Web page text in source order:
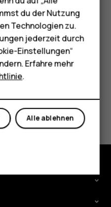
Stellen Sie Ihre Frage
Sie sehen die Antwort
Ihres Telefons.
du der Nutzung
Technologien zu.
jederzeit durch
Einstellungen“
Erfahre mehr
.
Alle ablehnen